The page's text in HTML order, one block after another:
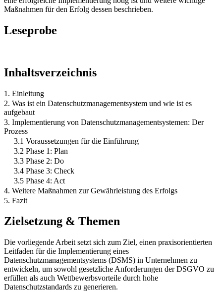
Maßnahmen für den Erfolg dessen beschrieben.
Leseprobe
Inhaltsverzeichnis
1. Einleitung
2. Was ist ein Datenschutzmanagementsystem und wie ist es
aufgebaut
3. Implementierung von Datenschutzmanagementsystemen: Der
Prozess
3.1 Voraussetzungen für die Einführung
3.2 Phase 1: Plan
3.3 Phase 2: Do
3.4 Phase 3: Check
3.5 Phase 4: Act
4. Weitere Maßnahmen zur Gewährleistung des Erfolgs
5. Fazit
Zielsetzung & Themen
Die vorliegende Arbeit setzt sich zum Ziel, einen praxisorientierten
Leitfaden für die Implementierung eines
Datenschutzmanagementsystems (DSMS) in Unternehmen zu
entwickeln, um sowohl gesetzliche Anforderungen der DSGVO zu
erfüllen als auch Wettbewerbsvorteile durch hohe
Datenschutzstandards zu generieren.